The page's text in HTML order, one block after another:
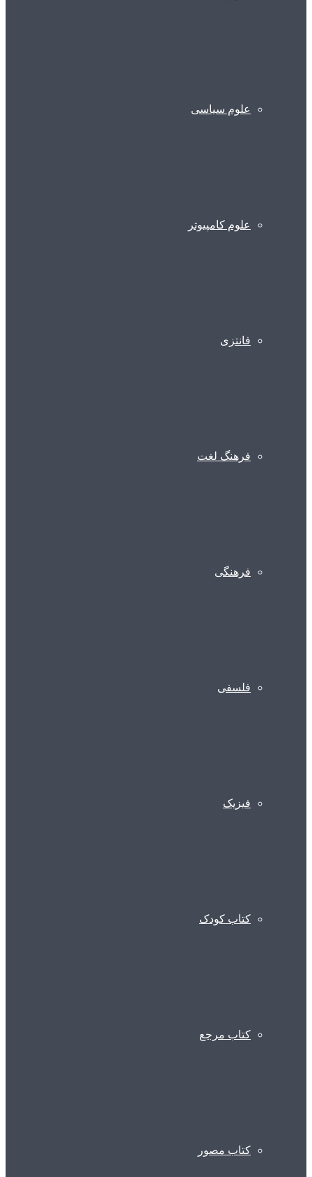
علوم سیاسی
علوم کامپیوتر
فانتزی
فرهنگ لغت
فرهنگی
فلسفی
فیزیک
کتاب کودک
کتاب مرجع
کتاب مصور